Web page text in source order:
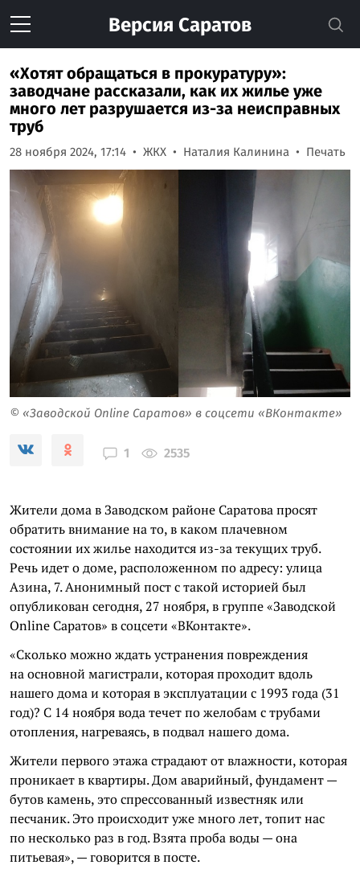
Версия Саратов
«Хотят обращаться в прокуратуру»:
заводчане рассказали, как их жилье уже
много лет разрушается из-за неисправных
труб
28 ноября 2024, 17:14 ЖКХ Наталия Калинина Печать
© «Заводской Online Саратов» в соцсети «ВКонтакте»
1 2535
Жители дома в Заводском районе Саратова просят
обратить внимание на то, в каком плачевном
состоянии их жилье находится из-за текущих труб.
Речь идет о доме, расположенном по адресу: улица
Азина, 7. Анонимный пост с такой историей был
опубликован сегодня, 27 ноября, в группе «Заводской
Online Саратов» в соцсети «ВКонтакте».
«Сколько можно ждать устранения повреждения
на основной магистрали, которая проходит вдоль
нашего дома и которая в эксплуатации с 1993 года (31
год)? С 14 ноября вода течет по желобам с трубами
отопления, нагреваясь, в подвал нашего дома.
Жители первого этажа страдают от влажности, которая
проникает в квартиры. Дом аварийный, фундамент —
бутов камень, это спрессованный известняк или
песчаник. Это происходит уже много лет, топит нас
по несколько раз в год. Взята проба воды — она
питьевая», — говорится в посте.